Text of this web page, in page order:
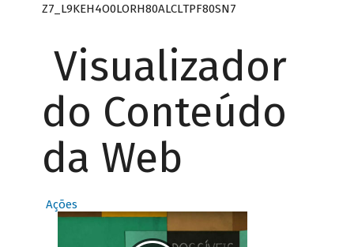
Z7_L9KEH4O0LORH80ALCLTPF80SN7
Visualizador
do Conteúdo
da Web
Ações